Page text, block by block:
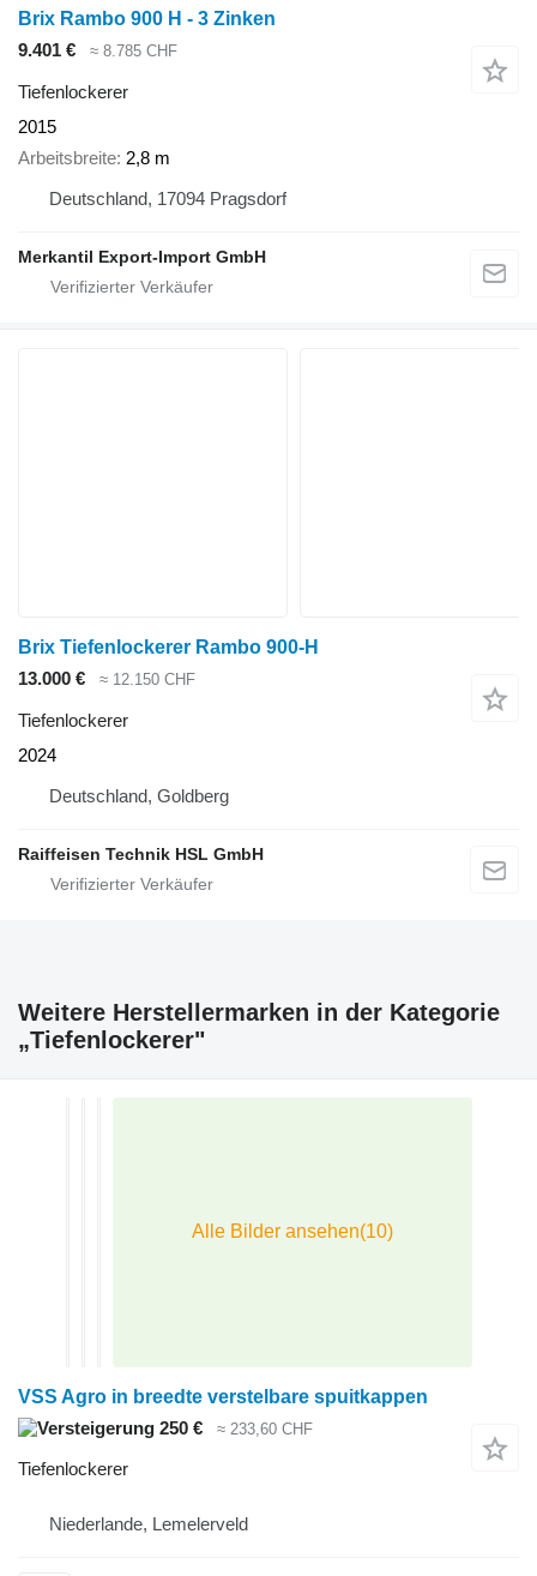
Brix Rambo 900 H - 3 Zinken
9.401 €
≈ 8.785 CHF
Tiefenlockerer
2015
Arbeitsbreite 2,8 m
Deutschland, 17094 Pragsdorf
Merkantil Export-Import GmbH
Brix Tiefenlockerer Rambo 900-H
13.000 €
≈ 12.150 CHF
Tiefenlockerer
2024
Deutschland, Goldberg
Raiffeisen Technik HSL GmbH
Weitere Herstellermarken in der Kategorie
„Tiefenlockerer"
VSS Agro in breedte verstelbare spuitkappen
250 €
≈ 233,60 CHF
Tiefenlockerer
Niederlande, Lemelerveld